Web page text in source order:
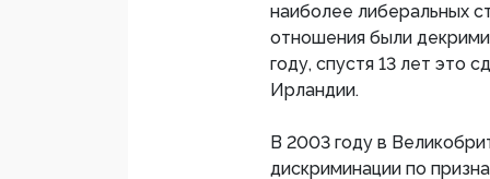
наиболее либеральных
отношения были
году, спустя 13 лет это
Ирландии.
В 2003 году в
дискриминации по